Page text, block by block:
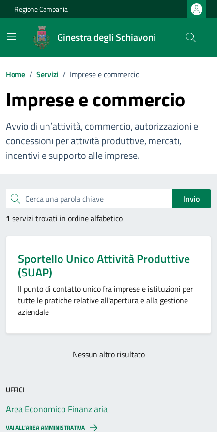
Vai ai contenuti
Vai al footer
Regione Campania
Ginestra degli Schiavoni
Home / Servizi / Imprese e commercio
Imprese e commercio
Avvio di un’attività, commercio, autorizzazioni e
concessioni per attività produttive, mercati,
incentivi e supporto alle imprese.
Cerca una parola chiave
Invio
1 servizi trovati in ordine alfabetico
Sportello Unico Attività Produttive
(SUAP)
Il punto di contatto unico fra imprese e istituzioni per
tutte le pratiche relative all'apertura e alla gestione
aziendale
Nessun altro risultato
UFFICI
Area Economico Finanziaria
VAI ALL’AREA AMMINISTRATIVA